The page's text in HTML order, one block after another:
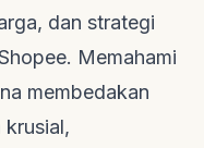
dan strategi
Memahami
membedakan